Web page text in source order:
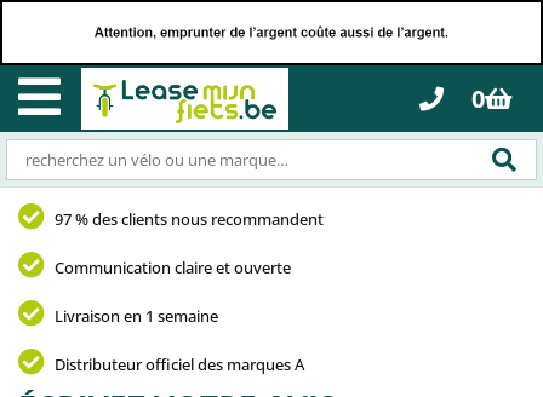
0
97 % des clients nous recommandent
Communication claire et ouverte
Livraison en 1 semaine
Distributeur officiel des marques A